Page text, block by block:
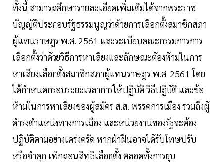
ทั้งนี้ สามารถศึกษารายละเอียดเพิ่มเติมได้จากพระราช
บัญญัติประกอบรัฐธรรมนูญว่าด้วยการเลือกตั้งสมาชิกสภา
ผู้แทนราษฎร พ.ศ. 2561 และระเบียบคณะกรรมการการ
เลือกตั้งว่าด้วยวิธีการหาเสียงและลักษณะต้องห้ามในการ
หาเสียงเลือกตั้งสมาชิกสภาผู้แทนราษฎร พ.ศ. 2561 โดย
ได้กำหนดกรอบระยะเวลาการให้ปฏิบัติ วิธีปฏิบัติ และข้อ
ห้ามในการหาเสียงของผู้สมัคร ส.ส. พรรคการเมือง รวมถึงผู้
ดำรงตำแหน่งทางการเมือง และหน่วยงานของรัฐจะต้อง
ปฏิบัติตามอย่างเคร่งครัด หากฝ่าฝืนอาจได้รับโทษปรับ
หรือจำคุก เพิกถอนสิทธิเลือกตั้ง ตลอดทั้งการยุบ